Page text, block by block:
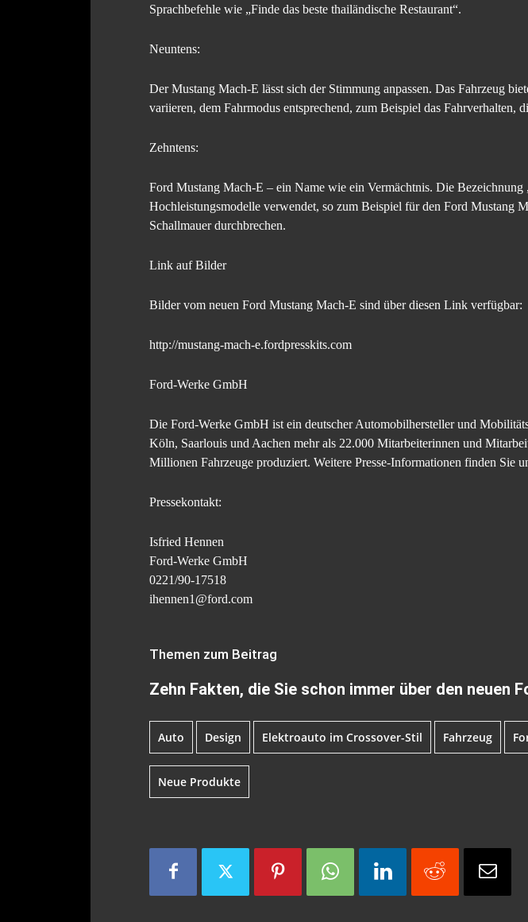
Sprachbefehle wie „Finde das beste thailändische Restaurant“.
Neuntens:
Der Mustang Mach-E lässt sich der Stimmung anpassen. Das Fahrzeug
variieren, dem Fahrmodus entsprechend, zum Beispiel das Fahrverhalten,
Zehntens:
Ford Mustang Mach-E – ein Name wie ein Vermächtnis. Die
Hochleistungsmodelle verwendet, so zum Beispiel für den Ford Mustang
Schallmauer durchbrechen.
Link auf Bilder
Bilder vom neuen Ford Mustang Mach-E sind über diesen Link verfügbar:
http://mustang-mach-e.fordpresskits.com
Ford-Werke GmbH
Die Ford-Werke GmbH ist ein deutscher Automobilhersteller und
Köln, Saarlouis und Aachen mehr als 22.000 Mitarbeiterinnen und
Millionen Fahrzeuge produziert. Weitere Presse-Informationen finden Sie
Pressekontakt:
Isfried Hennen
Ford-Werke GmbH
0221/90-17518
ihennen1@ford.com
Themen zum Beitrag
Zehn Fakten, die Sie schon immer über den neuen
Auto Design Elektroauto im Crossover-Stil Fahrzeug
Neue Produkte